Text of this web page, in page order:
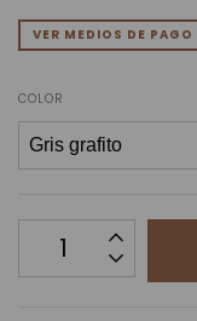
VER MEDIOS DE PAGO
COLOR